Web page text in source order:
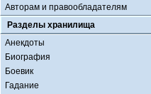
Авторам и правообладателям
Разделы хранилища
Анекдоты
Биография
Боевик
Гадание